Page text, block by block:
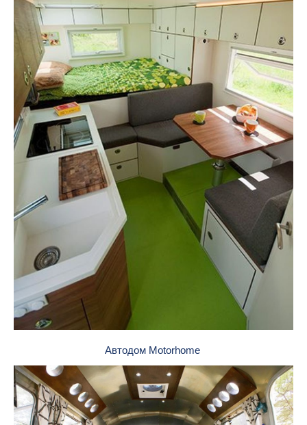
Автодом Motorhome